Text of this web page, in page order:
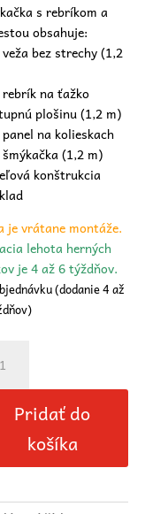
s rebríkom a
obsahuje:
bez strechy (1,2
rebrík na ťažko
plošinu (1,2 m)
na kolieskach
(1,2 m)
konštrukcia
je vrátane montáže.
lehota herných
je 4 až 6 týždňov.
(dodanie 4 až
Pridať do
košíka